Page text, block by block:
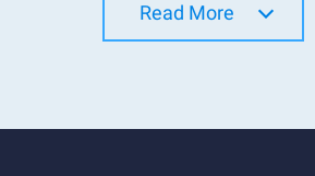
Read More